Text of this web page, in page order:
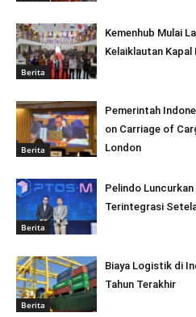
Berita
Kemenhub Mulai
Kelaiklautan
Berita
Pemerintah
on Carriage of
London
Berita
Pelindo
Terintegrasi
Berita
Biaya Logistik di
Tahun Terakhir